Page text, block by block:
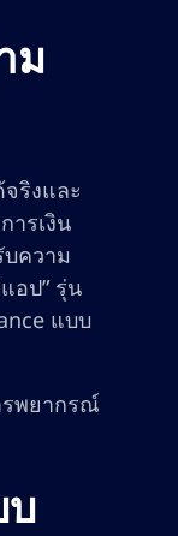
ม
ริงและ
รเงิน
บความ
อป” รุ่น
แบบ
รพยากรณ์
บ